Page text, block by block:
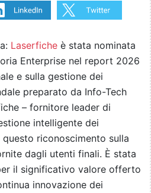
Laserfiche è stata nominata
Enterprise nel report 2026
e sulla gestione dei
preparato da Info-Tech
– fornitore leader di
intelligente dei
riconoscimento sulla
dagli utenti finali. È stata
il significativo valore offerto
innovazione dei